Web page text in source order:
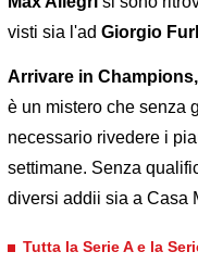
visti sia l'ad Giorgio
Arrivare in
è un mistero che senza
necessario rivedere i
settimane. Senza
diversi addii sia a Casa
Tutta la Serie A e la